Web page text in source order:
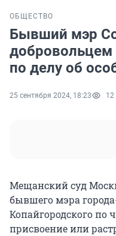
ОБЩЕСТВО
Бывший мэр
добровольцем
по делу об
25 сентября 2024, 18:23 12
Мещанский суд
бывшего мэра
Копайгородского по
присвоение или